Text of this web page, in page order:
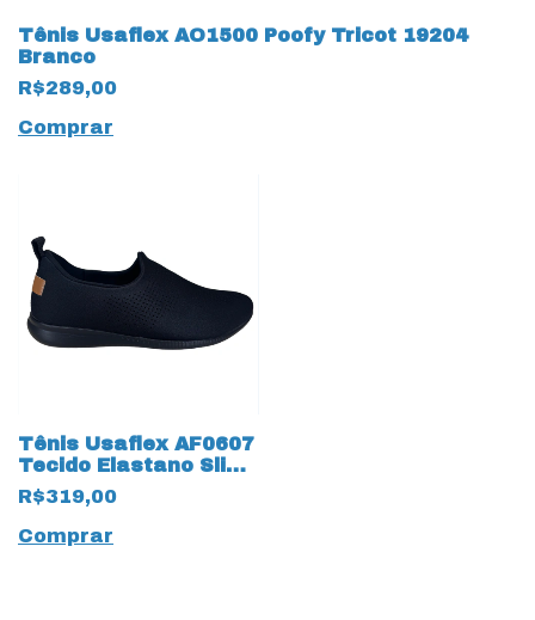
Tênis Usaflex AO1500 Poofy Tricot 19204
Branco
R$289,00
Comprar
Tênis Usaflex AF0607
Tecido Elastano Slip
On 18136 Preto
R$319,00
Comprar